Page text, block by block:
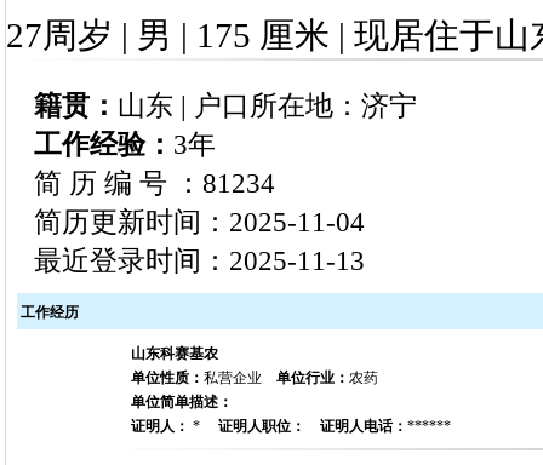
27周岁 | 男 | 175 厘米 | 现居住于山
籍贯： 山东 | 户口所在地：济宁
工作经验： 3年
简 历 编 号 ：81234
简历更新时间：2025-11-04
最近登录时间：2025-11-13
工作经历
山东科赛基农
单位性质： 私营企业 单位行业： 农药
单位简单描述：
证明人： * 证明人职位： 证明人电话： ******